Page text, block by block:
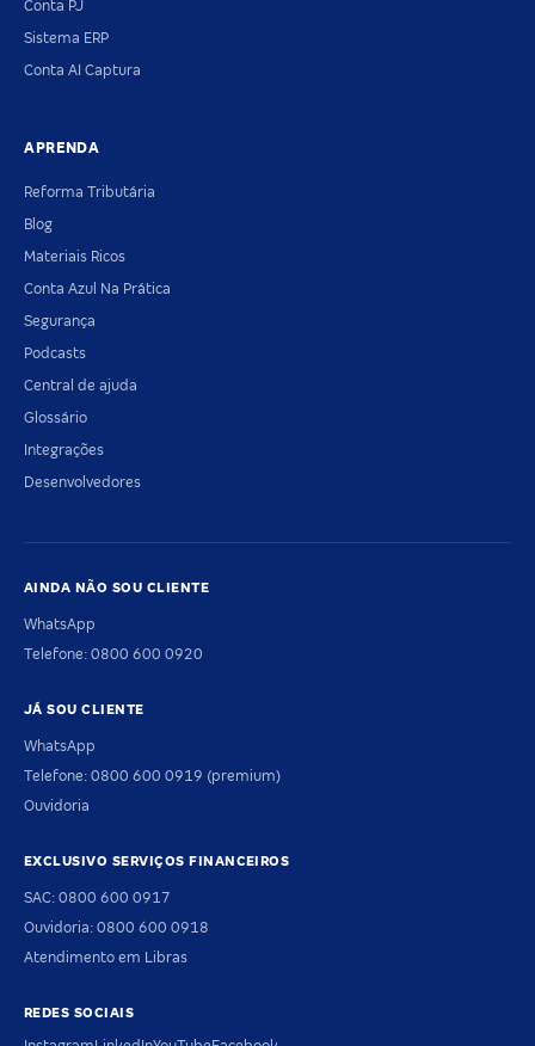
Conta PJ
Sistema ERP
Conta AI Captura
APRENDA
Reforma Tributária
Blog
Materiais Ricos
Conta Azul Na Prática
Segurança
Podcasts
Central de ajuda
Glossário
Integrações
Desenvolvedores
AINDA NÃO SOU CLIENTE
WhatsApp
Telefone: 0800 600 0920
JÁ SOU CLIENTE
WhatsApp
Telefone: 0800 600 0919 (premium)
Ouvidoria
EXCLUSIVO SERVIÇOS FINANCEIROS
SAC: 0800 600 0917
Ouvidoria: 0800 600 0918
Atendimento em Libras
REDES SOCIAIS